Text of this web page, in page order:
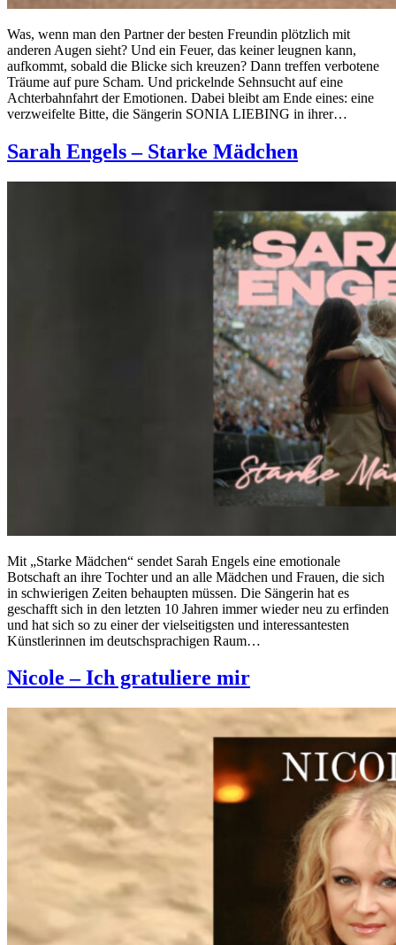
Was, wenn man den Partner der besten Freundin plötzlich mit
anderen Augen sieht? Und ein Feuer, das keiner leugnen kann,
aufkommt, sobald die Blicke sich kreuzen? Dann treffen verbotene
Träume auf pure Scham. Und prickelnde Sehnsucht auf eine
Achterbahnfahrt der Emotionen. Dabei bleibt am Ende eines: eine
verzweifelte Bitte, die Sängerin SONIA LIEBING in ihrer…
Sarah Engels – Starke Mädchen
Mit „Starke Mädchen“ sendet Sarah Engels eine emotionale
Botschaft an ihre Tochter und an alle Mädchen und Frauen, die sich
in schwierigen Zeiten behaupten müssen. Die Sängerin hat es
geschafft sich in den letzten 10 Jahren immer wieder neu zu erfinden
und hat sich so zu einer der vielseitigsten und interessantesten
Künstlerinnen im deutschsprachigen Raum…
Nicole – Ich gratuliere mir